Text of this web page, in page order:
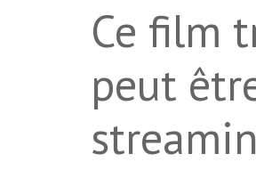
Ce film
peut